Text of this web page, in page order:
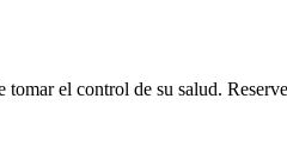
tomar el control de su salud.